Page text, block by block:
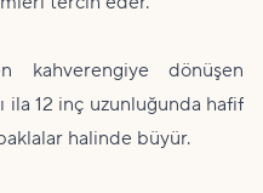
kahverengiye dönüşen
12 inç uzunluğunda hafif
halinde büyür.